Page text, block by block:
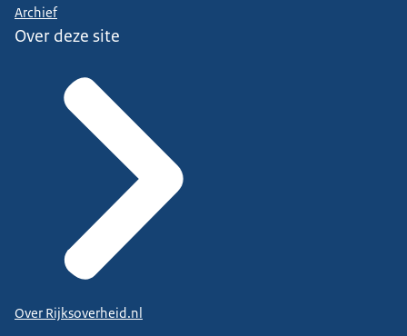
Archief
Over deze site
Over Rijksoverheid.nl